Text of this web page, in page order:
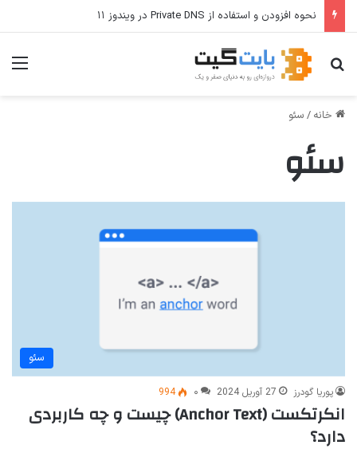
نحوه افزودن و استفاده از Private DNS در ویندوز ۱۱
جستجو برای
خانه / سئو
سئو
سئو
پوریا گودرز 27 آوریل 2024 ۰ 994
انکرتکست (Anchor Text) چیست و چه کاربردی
دارد؟